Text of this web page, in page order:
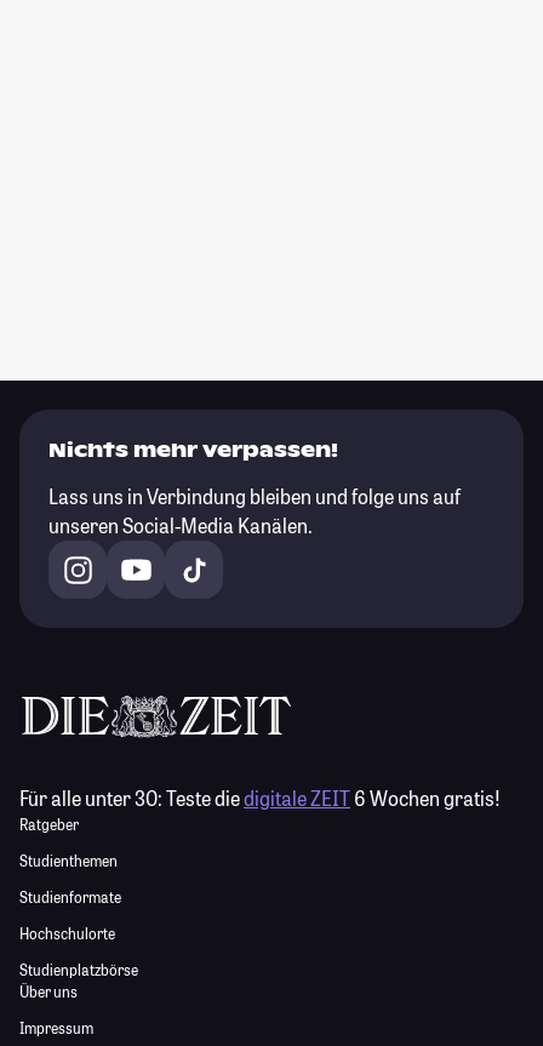
Nichts mehr verpassen!
Lass uns in Verbindung bleiben und folge uns auf
unseren Social-Media Kanälen.
Für alle unter 30:Teste diedigitale ZEIT6 Wochen gratis!
Ratgeber
Studienthemen
Studienformate
Hochschulorte
Studienplatzbörse
Über uns
Impressum